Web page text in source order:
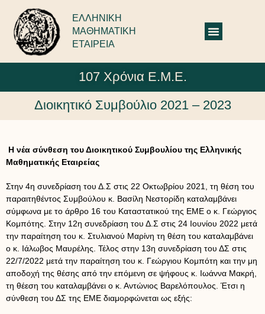
ΕΛΛΗΝΙΚΗ
ΜΑΘΗΜΑΤΙΚΗ
ΕΤΑΙΡΕΙΑ
107 Χρόνια Ε.Μ.Ε.
Διοικητικό Συμβούλιο 2021 – 2023
Η νέα σύνθεση του Διοικητικού Συμβουλίου της Ελληνικής
Μαθηματικής Εταιρείας
Στην 4η συνεδρίαση του Δ.Σ στις 22 Οκτωβρίου 2021, τη θέση του
παραιτηθέντος Συμβούλου κ. Βασίλη Νεστορίδη καταλαμβάνει
σύμφωνα με το άρθρο 16 του Καταστατικού της ΕΜΕ ο κ. Γεώργιος
Κομπότης. Στην 12η συνεδρίαση του Δ.Σ στις 24 Ιουνίου 2022 μετά
την παραίτηση του κ. Στυλιανού Μαρίνη τη θέση του καταλαμβάνει
ο κ. Ιάλωβος Μαυρέλης. Τέλος στην 13η συνεδρίαση του ΔΣ στις
22/7/2022 μετά την παραίτηση του κ. Γεώργιου Κομπότη και την μη
αποδοχή της θέσης από την επόμενη σε ψήφους κ. Ιωάννα Μακρή,
τη θέεση του καταλαμβάνει ο κ. Αντώνιος Βαρελόπουλος. Έτσι η
σύνθεση του ΔΣ της ΕΜΕ διαμορφώνεται ως εξής: